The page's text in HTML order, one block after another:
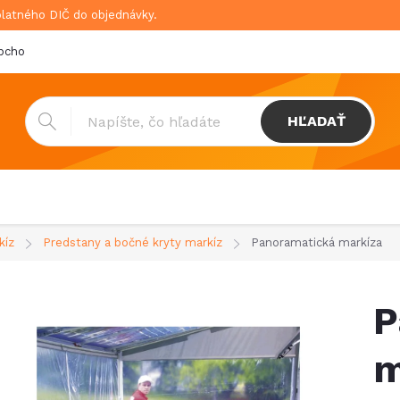
DIČ do objednávky.
podmienky
HĽADAŤ
Predstany a bočné kryty markíz Panoramatická markíza